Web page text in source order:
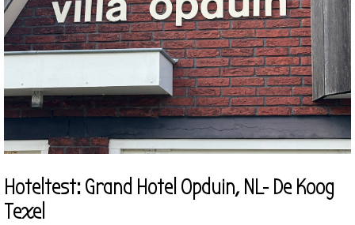
Hoteltest: Grand Hotel Opduin, NL- De Koog
Texel